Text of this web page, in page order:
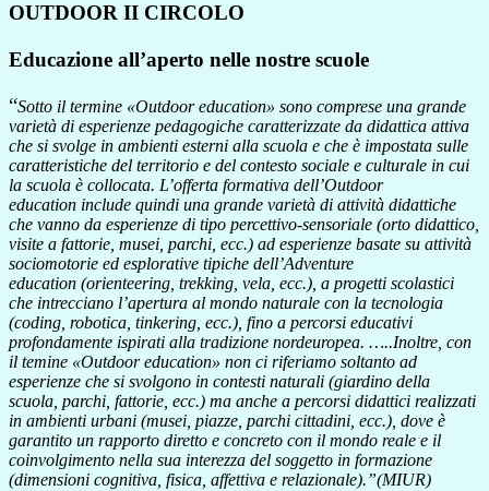
OUTDOOR II CIRCOLO
Educazione all’aperto nelle nostre scuole
“Sotto il termine «Outdoor education» sono comprese una grande
varietà di esperienze pedagogiche caratterizzate da didattica attiva
che si svolge in ambienti esterni alla scuola e che è impostata sulle
caratteristiche del territorio e del contesto sociale e culturale in cui
la scuola è collocata. L’offerta formativa dell’Outdoor
education include quindi una grande varietà di attività didattiche
che vanno da esperienze di tipo percettivo-sensoriale (orto didattico,
visite a fattorie, musei, parchi, ecc.) ad esperienze basate su attività
sociomotorie ed esplorative tipiche dell’Adventure
education (orienteering, trekking, vela, ecc.), a progetti scolastici
che intrecciano l’apertura al mondo naturale con la tecnologia
(coding, robotica, tinkering, ecc.), fino a percorsi educativi
profondamente ispirati alla tradizione nordeuropea. …..Inoltre, con
il temine «Outdoor education» non ci riferiamo soltanto ad
esperienze che si svolgono in contesti naturali (giardino della
scuola, parchi, fattorie, ecc.) ma anche a percorsi didattici realizzati
in ambienti urbani (musei, piazze, parchi cittadini, ecc.), dove è
garantito un rapporto diretto e concreto con il mondo reale e il
coinvolgimento nella sua interezza del soggetto in formazione
(dimensioni cognitiva, fisica, affettiva e relazionale).”(MIUR)